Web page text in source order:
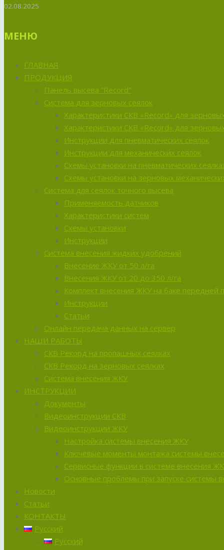
02.08.2025
МЕНЮ
ГЛАВНАЯ
ПРОДУКЦИЯ
Панель высева “Record”
Система для зерновых сеялок
Характеристики СКВ «Record» для
Характеристики СКВ «Record» для
Инструкции для пневматических сеялок
Инструкции для механических сеялок
Схемы установки на пневматических
Схемы установки на зерновых
Система для сеялок точного высева
Применяемость датчиков
Характеристики систем
Схемы установки
Инструкции
Система внесения жидких удобрений
Внесение ЖКУ от 50 л/га
Внесения ЖКУ от 20 до 350 л/га
Комплект внесения ЖКУ на баке передней
Инструкции
Статьи
Онлайн передача данных на сервер
НАШИ РАБОТЫ
СКВ Рекорд на пропашных сеялках
СКВ Рекорд на зерновых сеялках
Система внесения ЖКУ
ИНСТРУКЦИИ
Документы
Видеоинструкции СКВ
Видеоинструкции ЖКУ
Настройка системы внесения ЖКУ
Ключевые моменты монтажа системы
Сервисные функции в системе внесения
Основные проблемы при запуске системы
Новости
Статьи
КОНТАКТЫ
Русский
Русский